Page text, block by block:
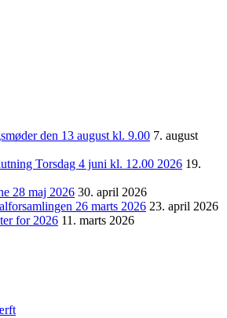
den 13 august kl. 9.00 7. august
Torsdag 4 juni kl. 12.00 2026 19.
28 maj 2026 30. april 2026
26 marts 2026 23. april 2026
for 2026 11. marts 2026